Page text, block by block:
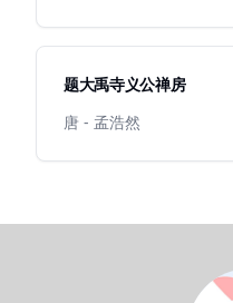
题大禹寺义公禅房
唐 - 孟浩然